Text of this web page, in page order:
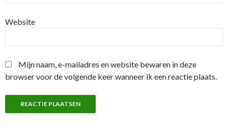
Website
Mijn naam, e-mailadres en website bewaren in deze
browser voor de volgende keer wanneer ik een reactie plaats.